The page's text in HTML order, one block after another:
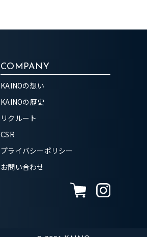
COMPANY
KAINOの想い
KAINOの歴史
リクルート
CSR
プライバシーポリシー
お問い合わせ